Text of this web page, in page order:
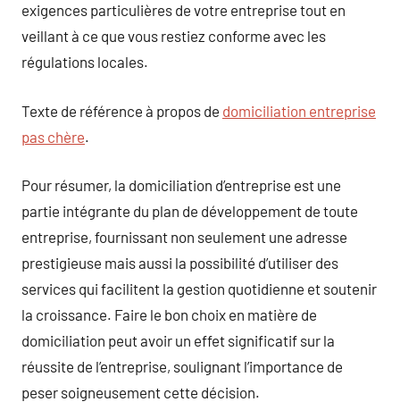
exigences particulières de votre entreprise tout en
veillant à ce que vous restiez conforme avec les
régulations locales.
Texte de référence à propos de domiciliation entreprise
pas chère.
Pour résumer, la domiciliation d’entreprise est une
partie intégrante du plan de développement de toute
entreprise, fournissant non seulement une adresse
prestigieuse mais aussi la possibilité d’utiliser des
services qui facilitent la gestion quotidienne et soutenir
la croissance. Faire le bon choix en matière de
domiciliation peut avoir un effet significatif sur la
réussite de l’entreprise, soulignant l’importance de
peser soigneusement cette décision.